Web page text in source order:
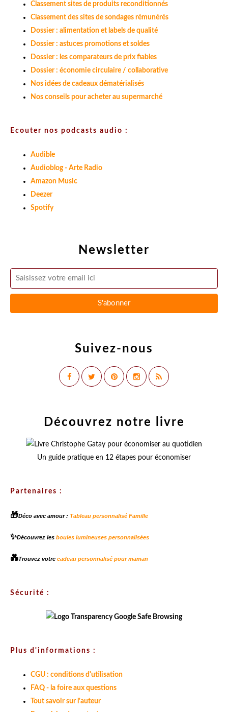
Newsletter
Suivez-nous
Classement sites de produits reconditionnés
Classement des sites de sondages rémunérés
Dossier : alimentation et labels de qualité
Dossier : astuces promotions et soldes
Dossier : les comparateurs de prix fiables
Dossier : économie circulaire / collaborative
Nos idées de cadeaux dématérialisés
Nos conseils pour acheter au supermarché
Ecouter nos podcasts audio :
Audible
Audioblog - Arte Radio
Amazon Music
Deezer
Spotify
Découvrez notre livre
Un guide pratique en 12 étapes pour économiser
Partenaires :
🎁Déco avec amour : Tableau personnalisé Famille
✨Découvrez les boules lumineuses personnalisées
💑Trouvez votre cadeau personnalisé pour maman
Sécurité :
Plus d'informations :
CGU : conditions d'utilisation
FAQ - la foire aux questions
Tout savoir sur l'auteur